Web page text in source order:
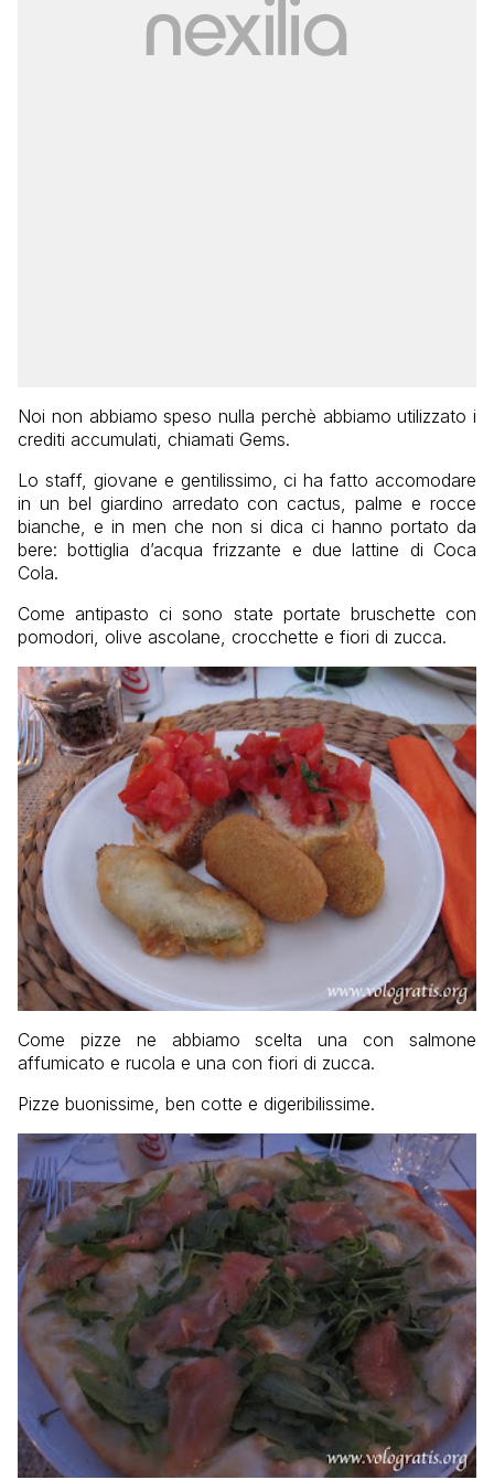
Noi non abbiamo speso nulla perchè abbiamo utilizzato i
crediti accumulati, chiamati Gems.
Lo staff, giovane e gentilissimo, ci ha fatto accomodare
in un bel giardino arredato con cactus, palme e rocce
bianche, e in men che non si dica ci hanno portato da
bere: bottiglia d’acqua frizzante e due lattine di Coca
Cola.
Come antipasto ci sono state portate bruschette con
pomodori, olive ascolane, crocchette e fiori di zucca.
Come pizze ne abbiamo scelta una con salmone
affumicato e rucola e una con fiori di zucca.
Pizze buonissime, ben cotte e digeribilissime.